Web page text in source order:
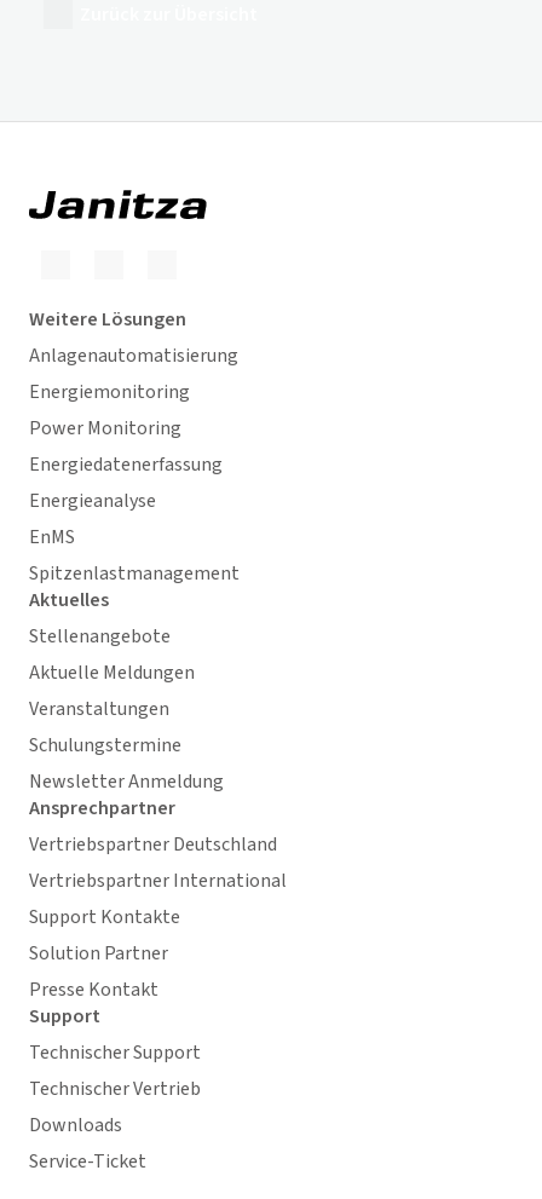
Weitere Lösungen
Anlagenautomatisierung
Energiemonitoring
Power Monitoring
Energiedatenerfassung
Energieanalyse
EnMS
Spitzenlastmanagement
Aktuelles
Stellenangebote
Aktuelle Meldungen
Veranstaltungen
Schulungstermine
Newsletter Anmeldung
Ansprechpartner
Vertriebspartner Deutschland
Vertriebspartner International
Support Kontakte
Solution Partner
Presse Kontakt
Support
Technischer Support
Technischer Vertrieb
Downloads
Service-Ticket